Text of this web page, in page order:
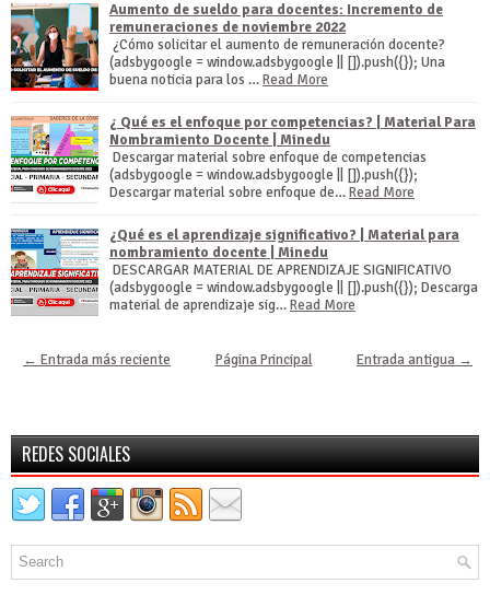
Aumento de sueldo para docentes: Incremento de
remuneraciones de noviembre 2022
¿Cómo solicitar el aumento de remuneración docente?
(adsbygoogle = window.adsbygoogle || []).push({}); Una
buena noticia para los …Read More
¿ Qué es el enfoque por competencias? | Material Para
Nombramiento Docente | Minedu
Descargar material sobre enfoque de competencias
(adsbygoogle = window.adsbygoogle || []).push({});
Descargar material sobre enfoque de…Read More
¿Qué es el aprendizaje significativo? | Material para
nombramiento docente | Minedu
DESCARGAR MATERIAL DE APRENDIZAJE SIGNIFICATIVO
(adsbygoogle = window.adsbygoogle || []).push({}); Descarga
material de aprendizaje sig…Read More
← Entrada más reciente Entrada antigua →
Página Principal
REDES SOCIALES